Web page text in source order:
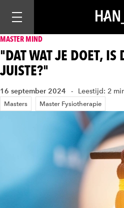
Mobiele navigatie openen
MASTER MIND
"DAT WAT JE DOET, IS
JUISTE?"
16 september 2024 Leestijd: 2
Masters Master Fysiotherapie